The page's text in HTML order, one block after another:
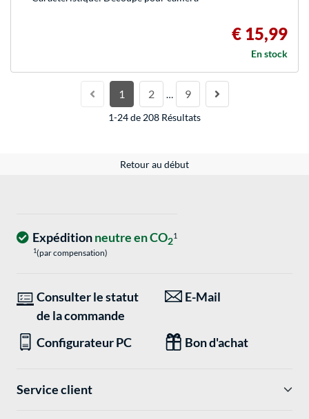
€ 15,99
En stock
1 2 … 9
1-24 de 208 Résultats
Retour au début
Expéditionneutre en CO21
1(par compensation)
Consulter le statut
de la commande
E-Mail
Configurateur PC Bon d'achat
Service client